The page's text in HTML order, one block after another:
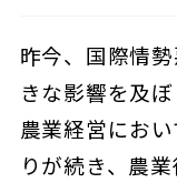
昨今、国際情
きな影響を及ぼ
農業経営にお
りが続き、農